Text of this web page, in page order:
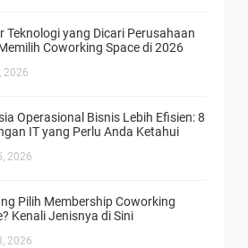
Teknologi yang Dicari Perusahaan
Coworking Space di 2026
2026
Operasional Bisnis Lebih Efisien: 8
IT yang Perlu Anda Ketahui
2026
Pilih Membership Coworking
Kenali Jenisnya di Sini
2026